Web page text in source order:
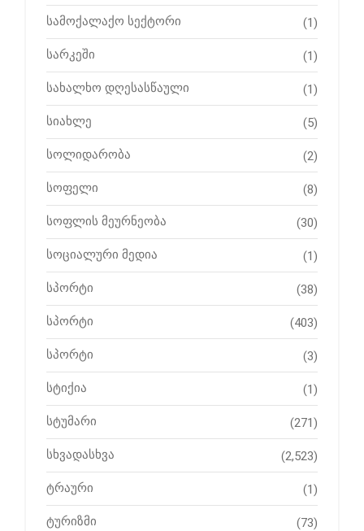
სამოქალაქო სექტორი (1)
სარკეში (1)
სახალხო დღესასწაული (1)
სიახლე (5)
სოლიდარობა (2)
სოფელი (8)
სოფლის მეურნეობა (30)
სოციალური მედია (1)
სპორტი (38)
სპორტი (403)
სპორტი (3)
სტიქია (1)
სტუმარი (271)
სხვადასხვა (2,523)
ტრაური (1)
ტურიზმი (73)